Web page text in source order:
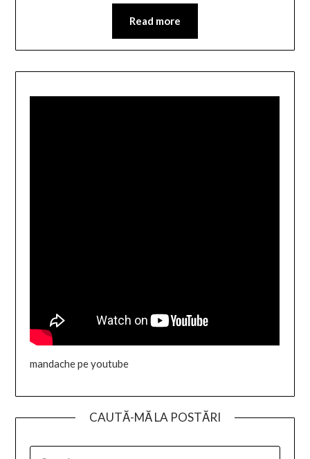
Read more
mandache pe youtube
CAUTĂ-MĂ LA POSTĂRI